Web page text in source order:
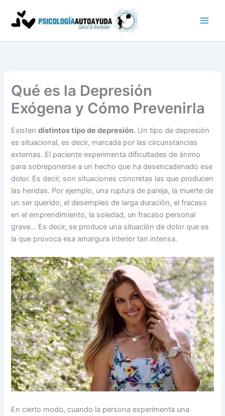
contenido
Qué es la Depresión
Exógena y Cómo Prevenirla
Existendistintos tipo de depresión. Un tipo de depresión
es situacional, es decir, marcada por las circunstancias
externas. El paciente experimenta dificultades de ánimo
para sobreponerse a un hecho que ha desencadenado ese
dolor. Es decir, son situaciones concretas las que producen
las heridas. Por ejemplo, una ruptura de pareja, la muerte de
un ser querido, el desempleo de larga duración, el fracaso
en el emprendimiento, la soledad, un fracaso personal
grave… Es decir, se produce una situación de dolor que es
la que provoca esa amargura interior tan intensa.
En cierto modo, cuando la persona experimenta una